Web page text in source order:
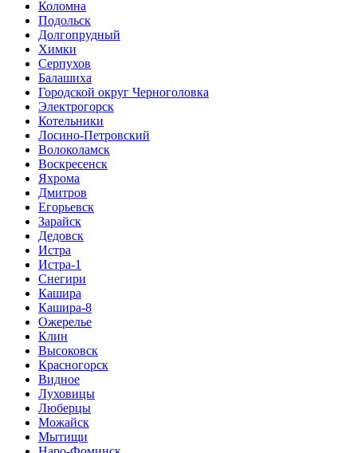
Коломна
Подольск
Долгопрудный
Химки
Серпухов
Балашиха
Городской округ Черноголовка
Электрогорск
Котельники
Лосино-Петровский
Волоколамск
Воскресенск
Яхрома
Дмитров
Егорьевск
Зарайск
Дедовск
Истра
Истра-1
Снегири
Кашира
Кашира-8
Ожерелье
Клин
Высоковск
Красногорск
Видное
Луховицы
Люберцы
Можайск
Мытищи